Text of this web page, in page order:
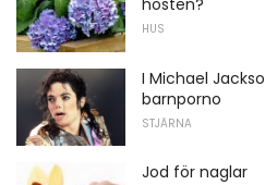
hösten?
HUS
I Michael
barnporno
STJÄRNA
Jod för naglar